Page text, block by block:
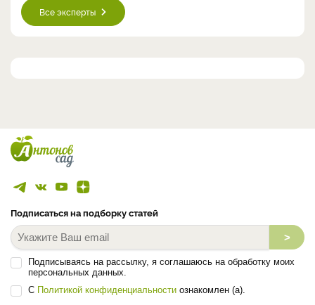
Все эксперты
Подписаться на подборку статей
>
Подписываясь на рассылку, я соглашаюсь на обработку моих
персональных данных.
С Политикой конфиденциальности ознакомлен (а).